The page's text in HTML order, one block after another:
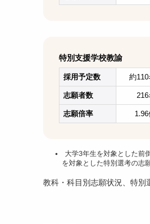
特別支援学校教諭
採用予定数 約110
志願者数 216
志願倍率
大学3年生を対象とした前
を対象とした特別選考の志
教科・科目別志願状況、特別